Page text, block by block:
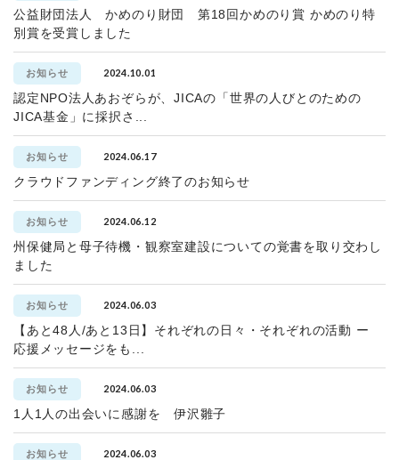
公益財団法人 かめのり財団 第18回かめのり賞 かめのり特
別賞を受賞しました
お知らせ 2024.10.01
認定NPO法人あおぞらが、JICAの「世界の人びとのための
JICA基金」に採択さ...
お知らせ 2024.06.17
クラウドファンディング終了のお知らせ
お知らせ 2024.06.12
州保健局と母子待機・観察室建設についての覚書を取り交わし
ました
お知らせ 2024.06.03
【あと48人/あと13日】それぞれの日々・それぞれの活動 ー
応援メッセージをも...
お知らせ 2024.06.03
1人1人の出会いに感謝を 伊沢雛子
お知らせ 2024.06.03